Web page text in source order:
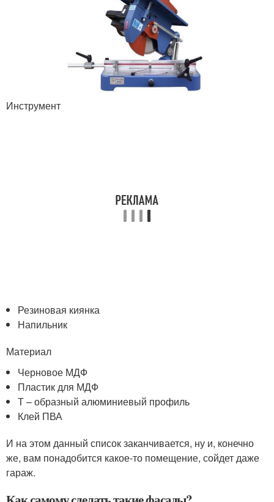
Инструмент
Резиновая киянка
Напильник
Материал
Черновое МДФ
Пластик для МДФ
Т – образный алюминиевый профиль
Клей ПВА
И на этом данный список заканчивается, ну и, конечно
же, вам понадобится какое-то помещение, сойдет даже
гараж.